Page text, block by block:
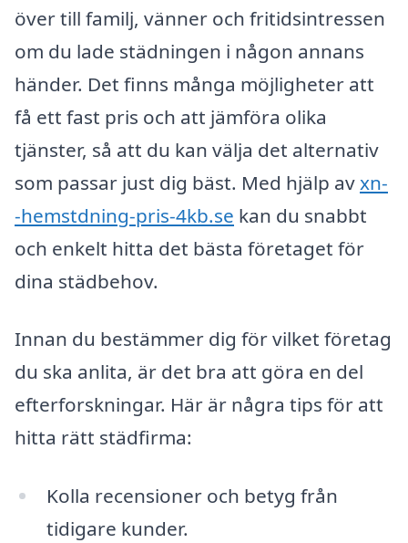
över till familj, vänner och fritidsintressen
om du lade städningen i någon annans
händer. Det finns många möjligheter att
få ett fast pris och att jämföra olika
tjänster, så att du kan välja det alternativ
som passar just dig bäst. Med hjälp avxn-
-hemstdning-pris-4kb.se kan du snabbt
och enkelt hitta det bästa företaget för
dina städbehov.
Innan du bestämmer dig för vilket företag
du ska anlita, är det bra att göra en del
efterforskningar. Här är några tips för att
hitta rätt städfirma:
Kolla recensioner och betyg från
tidigare kunder.